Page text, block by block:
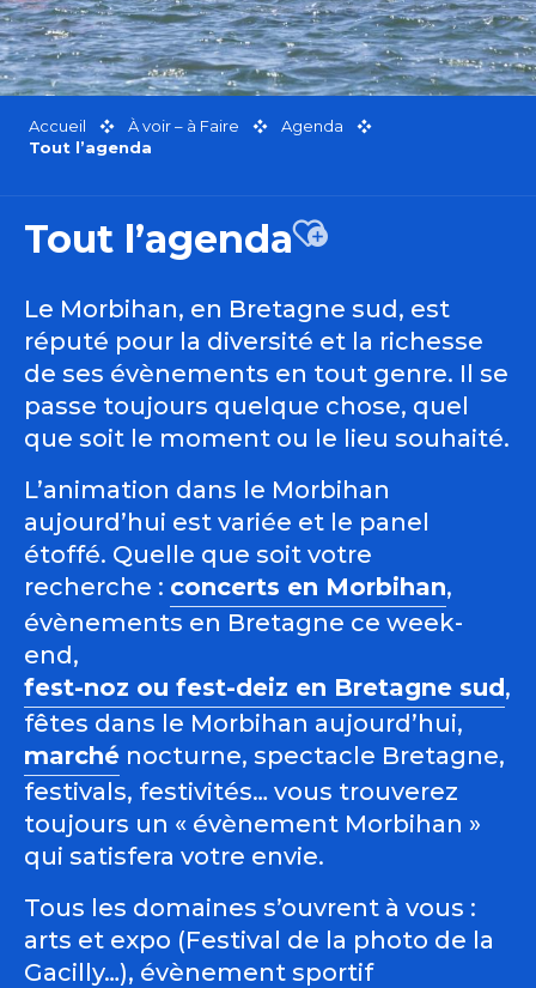
Accueil À voir – à Faire
Agenda
Tout l’agenda
Tout l’agendaAjouter aux
Le Morbihan, en Bretagne sud, est
réputé pour la diversité et la richesse
de ses évènements en tout genre. Il se
passe toujours quelque chose, quel
que soit le moment ou le lieu souhaité.
L’animation dans le Morbihan
aujourd’hui est variée et le panel
étoffé. Quelle que soit votre
recherche : concerts en Morbihan,
évènements en Bretagne ce week-
end,
fest-noz ou fest-deiz en Bretagne sud,
fêtes dans le Morbihan aujourd’hui,
marché nocturne, spectacle Bretagne,
festivals, festivités… vous trouverez
toujours un « évènement Morbihan »
qui satisfera votre envie.
Tous les domaines s’ouvrent à vous :
arts et expo (Festival de la photo de la
Gacilly…), évènement sportif